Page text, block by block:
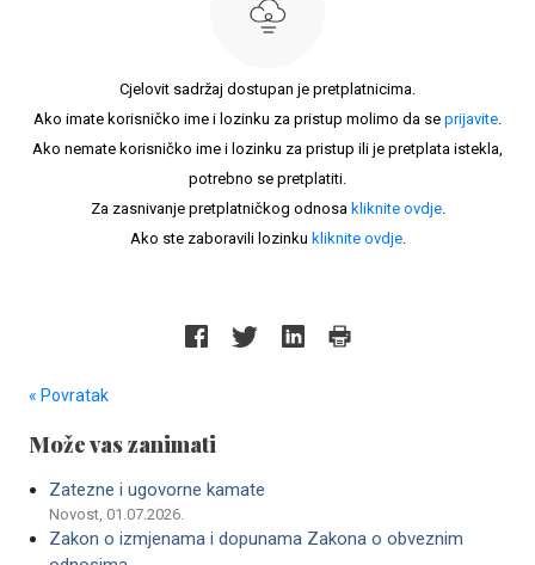
Cjelovit sadržaj dostupan je pretplatnicima.
Ako imate korisničko ime i lozinku za pristup molimo da se prijavite.
Ako nemate korisničko ime i lozinku za pristup ili je pretplata istekla,
potrebno se pretplatiti.
Za zasnivanje pretplatničkog odnosa kliknite ovdje.
Ako ste zaboravili lozinku kliknite ovdje.
« Povratak
Može vas zanimati
Zatezne i ugovorne kamate
Novost, 01.07.2026.
Zakon o izmjenama i dopunama Zakona o obveznim